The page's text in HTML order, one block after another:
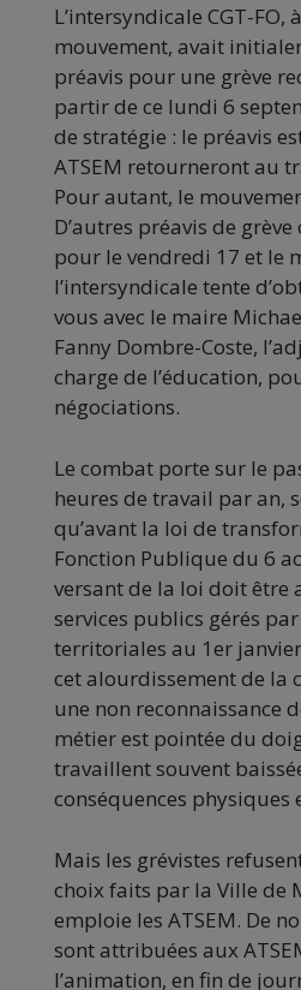
L’intersyndicale CGT-FO,
mouvement, avait
préavis pour une grève
partir de ce lundi 6
de stratégie : le préavis
ATSEM retourneront au
Pour autant, le
D’autres préavis de
pour le vendredi 17 et le
l’intersyndicale tente
vous avec le maire
Fanny Dombre-Coste,
charge de l’éducation,
négociations.
Le combat porte sur le
heures de travail par an,
qu’avant la loi de
Fonction Publique du 6
versant de la loi doit être
services publics gérés
territoriales au 1er
cet alourdissement de la
une non reconnaissance
métier est pointée du
travaillent souvent
conséquences physiques
Mais les grévistes
choix faits par la Ville de
emploie les ATSEM. De
sont attribuées aux
l’animation, en fin de